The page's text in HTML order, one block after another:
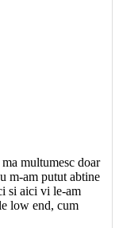
multumesc doar
m-am putut abtine
si aici vi le-am
low end, cum